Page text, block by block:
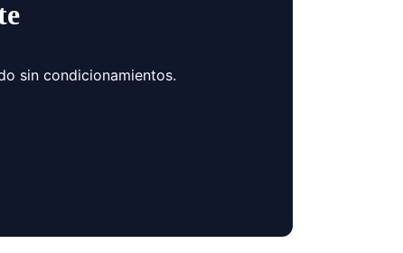
sin condicionamientos.